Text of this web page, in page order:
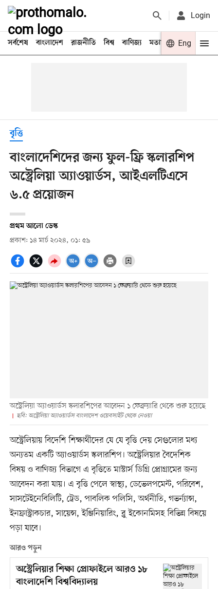
Login
সর্বশেষ বাংলাদেশ রাজনীতি বিশ্ব বাণিজ্য মতামত খেলা
Eng
বৃত্তি
বাংলাদেশিদের জন্য ফুল-ফ্রি স্কলারশিপ
অস্ট্রেলিয়া অ্যাওয়ার্ডস, আইএলটিএসে
৬.৫ প্রয়োজন
প্রথম আলো ডেস্ক
প্রকাশ: ১৪ মার্চ ২০২৪, ০১: ৫৯
অস্ট্রেলিয়া অ্যাওয়ার্ডস স্কলারশিপের আবেদন ১ ফেব্রুয়ারি থেকে শুরু হয়েছে
ছবি: অস্ট্রেলিয়া অ্যাওয়ার্ডস বাংলাদেশ ওয়েবসাইট থেকে নেওয়া
অস্ট্রেলিয়ায় বিদেশি শিক্ষার্থীদের যে যে বৃত্তি দেয় সেগুলোর মধ্য
অন্যতম একটি অ্যাওয়ার্ডস স্কলারশিপ। অস্ট্রেলিয়ার বৈদেশিক
বিষয় ও বাণিজ্য বিভাগে এ বৃত্তিতে মাস্টার্স ডিগ্রি প্রোগ্রামের জন্য
আবেদন করা যায়। এ বৃত্তি পেলে স্বাস্থ্য, ডেভেলপমেন্ট, পরিবেশ,
সাসটেইনেবিলিটি, ট্রেড, পাবলিক পলিসি, অর্থনীতি, গভর্ন্যান্স,
ইনফ্রাস্ট্রাকচার, সায়েন্স, ইঞ্জিনিয়ারিং, ব্লু ইকোনমিসহ বিভিন্ন বিষয়ে
পড়া যাবে।
আরও পড়ুন
অস্ট্রেলিয়ার শিক্ষা প্রোফাইলে আরও ১৮
বাংলাদেশি বিশ্ববিদ্যালয়